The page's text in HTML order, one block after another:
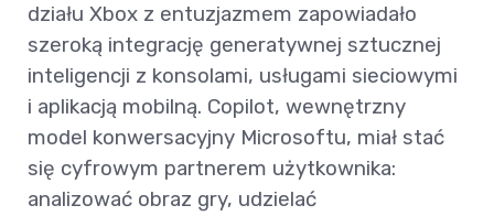
działu Xbox z entuzjazmem zapowiadało
szeroką integrację generatywnej sztucznej
inteligencji z konsolami, usługami sieciowymi
i aplikacją mobilną. Copilot, wewnętrzny
model konwersacyjny Microsoftu, miał stać
się cyfrowym partnerem użytkownika:
analizować obraz gry, udzielać